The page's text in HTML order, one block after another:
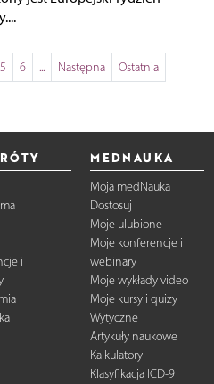
5 6 ... Następna Ostatnia
i
MEDNAUKA
Moja medNauka
Dostosuj
Moje ulubione
Moje konferencje i
webinary
Moje wykłady video
Moje kursy i quizy
Wytyczne
Artykuły naukowe
Kalkulatory
Klasyfikacja ICD-9